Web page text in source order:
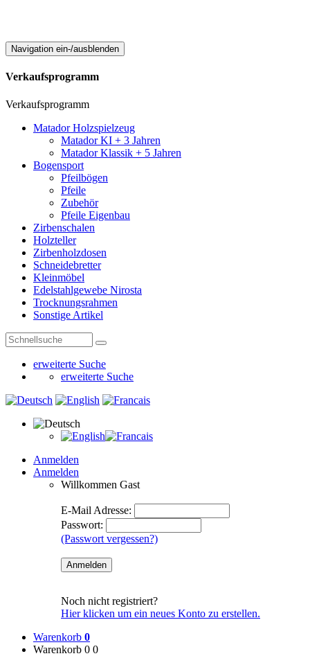
Navigation ein-/ausblenden
Verkaufsprogramm
Verkaufsprogramm
Matador Holzspielzeug
Matador KI + 3 Jahren
Matador Klassik + 5 Jahren
Bogensport
Pfeilbögen
Pfeile
Zubehör
Pfeile Eigenbau
Zirbenschalen
Holzteller
Zirbenholzdosen
Schneidebretter
Kleinmöbel
Edelstahlgewebe Nirosta
Trocknungsrahmen
Sonstige Artikel
erweiterte Suche
erweiterte Suche
Anmelden
Anmelden
Willkommen Gast
E-Mail Adresse:
Passwort:
(Passwort vergessen?)
Noch nicht registriert?
Hier klicken um ein neues Konto zu erstellen.
Warenkorb 0
Warenkorb 0 0